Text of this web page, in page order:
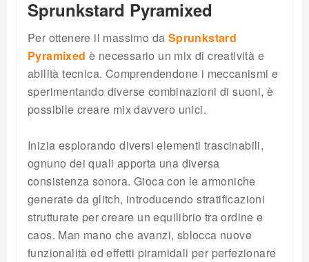
Sprunkstard Pyramixed
Per ottenere il massimo da Sprunkstard
Pyramixed è necessario un mix di creatività e
abilità tecnica. Comprendendone i meccanismi e
sperimentando diverse combinazioni di suoni, è
possibile creare mix davvero unici.
Inizia esplorando diversi elementi trascinabili,
ognuno dei quali apporta una diversa
consistenza sonora. Gioca con le armoniche
generate da glitch, introducendo stratificazioni
strutturate per creare un equilibrio tra ordine e
caos. Man mano che avanzi, sblocca nuove
funzionalità ed effetti piramidali per perfezionare